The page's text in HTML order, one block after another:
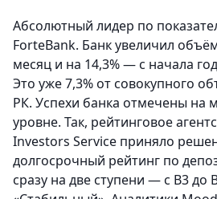
Абсолютный лидер по
ForteBank. Банк увеличил
месяц и на 14,3% — с начала
Это уже 7,3% от совокупного
РК. Успехи банка отмечены на
уровне. Так, рейтинговое
Investors Service приняло
долгосрочный рейтинг по
сразу на две ступени — c В3 до